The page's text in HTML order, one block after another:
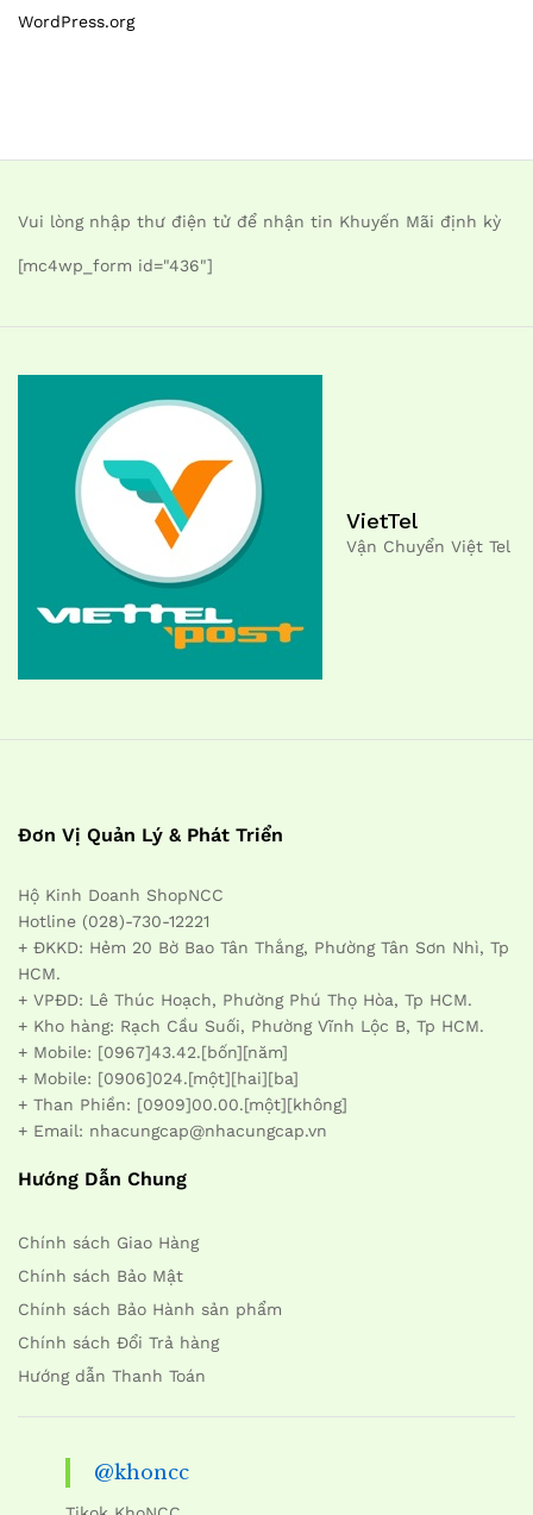
WordPress.org
Vui lòng nhập thư điện tử để nhận tin Khuyến Mãi định kỳ
[mc4wp_form id="436"]
VietTel
Vận Chuyển Việt Tel
Đơn Vị Quản Lý & Phát Triển
Hộ Kinh Doanh ShopNCC
Hotline (028)-730-12221
+ ĐKKD: Hẻm 20 Bờ Bao Tân Thắng, Phường Tân Sơn Nhì, Tp
HCM.
+ VPĐD: Lê Thúc Hoạch, Phường Phú Thọ Hòa, Tp HCM.
+ Kho hàng: Rạch Cầu Suối, Phường Vĩnh Lộc B, Tp HCM.
+ Mobile: [0967]43.42.[bốn][năm]
+ Mobile: [0906]024.[một][hai][ba]
+ Than Phiền: [0909]00.00.[một][không]
+ Email: nhacungcap@nhacungcap.vn
Hướng Dẫn Chung
Chính sách Giao Hàng
Chính sách Bảo Mật
Chính sách Bảo Hành sản phẩm
Chính sách Đổi Trả hàng
Hướng dẫn Thanh Toán
@khoncc